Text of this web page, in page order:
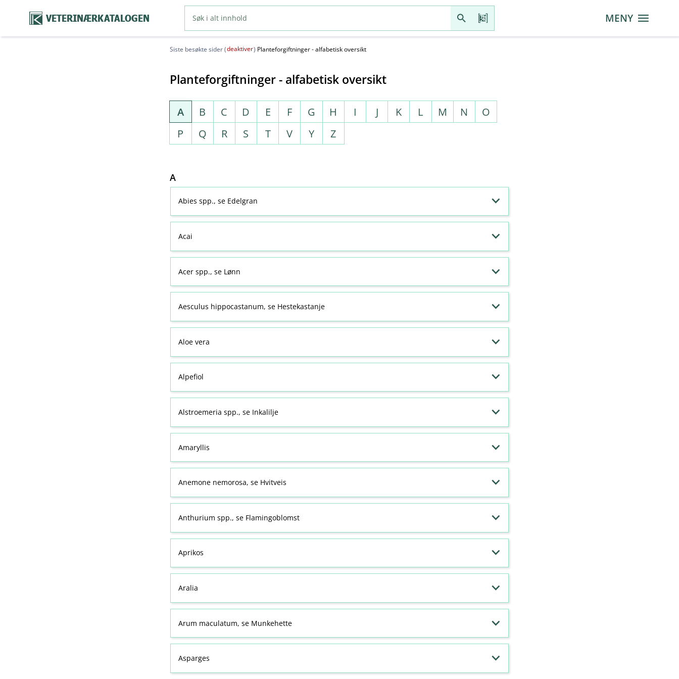
VETERINÆRKATALOGEN MENY
Siste besøkte sider (deaktiver) Planteforgiftninger - alfabetisk oversikt
Planteforgiftninger - alfabetisk oversikt
A B C D E F G H I J K L M N
O
P
Q R S T V Y Z
A
Abies spp., se Edelgran
Acai
Acer spp., se Lønn
Aesculus hippocastanum, se Hestekastanje
Aloe vera
Alpefiol
Alstroemeria spp., se Inkalilje
Amaryllis
Anemone nemorosa, se Hvitveis
Anthurium spp., se Flamingoblomst
Aprikos
Aralia
Arum maculatum, se Munkehette
Asparges